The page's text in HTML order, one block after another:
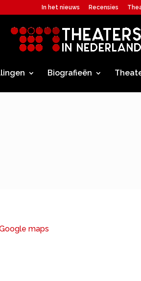
In het nieuws Recensies
Biografieën
maps